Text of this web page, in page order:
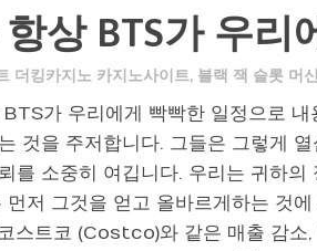
상 BTS가 우리
더킹카지노 카지노사이트, 블랙 잭 슬롯 머신
가 우리에게 빡빡한 일정으로
것을 주저합니다. 그들은 그렇게
를 소중히 여깁니다. 우리는 귀하
먼저 그것을 얻고 올바르게하는
스트코 (Costco)와 같은 매출 감소